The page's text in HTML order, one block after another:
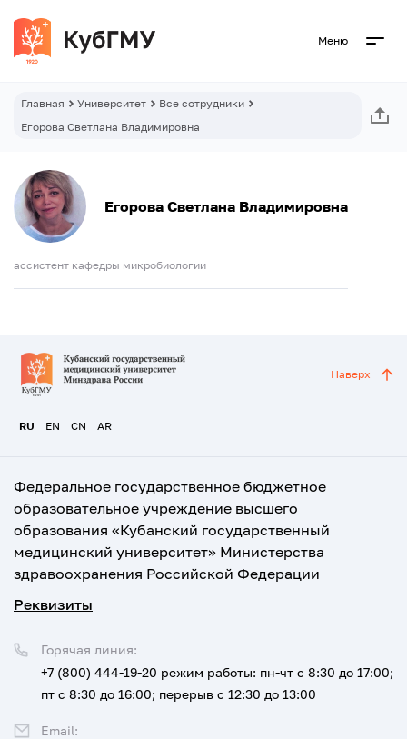
Меню
Главная Университет
Все сотрудники
Егорова Светлана Владимировна
Егорова Светлана Владимировна
ассистент кафедры микробиологии
RU EN CN AR
Наверх
Федеральное государственное бюджетное
образовательное учреждение высшего
образования «Кубанский государственный
медицинский университет» Министерства
здравоохранения Российской Федерации
Реквизиты
Горячая линия:
+7 (800) 444-19-20 режим работы: пн-чт с 8:30 до 17:00;
пт с 8:30 до 16:00; перерыв с 12:30 до 13:00
Email: